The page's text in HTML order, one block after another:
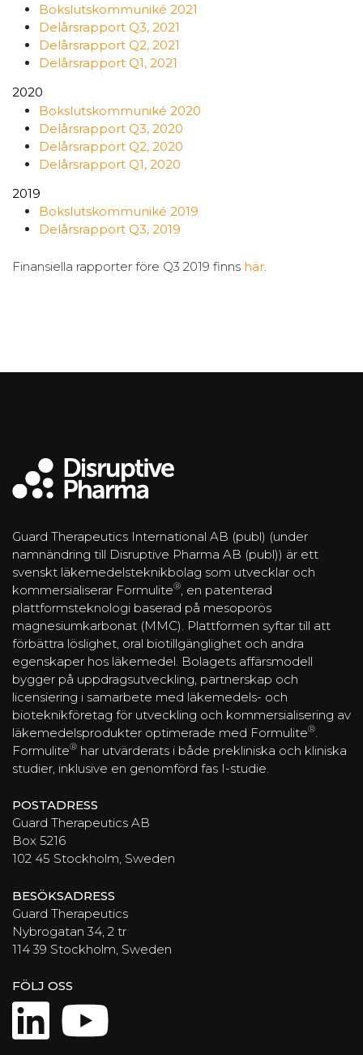
Bokslutskommuniké 2021
Delårsrapport Q3, 2021
Delårsrapport Q2, 2021
Delårsrapport Q1, 2021
2020
Bokslutskommuniké 2020
Delårsrapport Q3, 2020
Delårsrapport Q2, 2020
Delårsrapport Q1, 2020
2019
Bokslutskommuniké 2019
Delårsrapport Q3, 2019
Finansiella rapporter före Q3 2019 finns här
Guard Therapeutics International AB (publ) (under
namnändring till Disruptive Pharma AB (publ)) är ett
svenskt läkemedelsteknikbolag som utvecklar och
kommersialiserar Formulite® , en patenterad
plattformsteknologi baserad på mesoporös
magnesiumkarbonat (MMC). Plattformen syftar till att
förbättra löslighet, oral biotillgänglighet och andra
egenskaper hos läkemedel. Bolagets affärsmodell
bygger på uppdragsutveckling, partnerskap och
licensiering i samarbete med läkemedels- och
bioteknikföretag för utveckling och kommersialisering av
läkemedelsprodukter optimerade med Formulite®
Formulite® har utvärderats i både prekliniska och kliniska
studier, inklusive en genomförd fas I-studie.
POSTADRESS
Guard Therapeutics AB
Box 5216
102 45 Stockholm, Sweden
BESÖKSADRESS
Guard Therapeutics
Nybrogatan 34, 2 tr
114 39 Stockholm, Sweden
FÖLJ OSS
LinkedIn
YouTube